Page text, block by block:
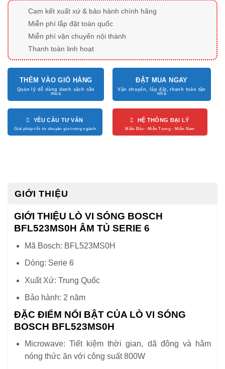
Cam kết xuất xứ & bảo hành chính hãng
Miễn phí lắp đặt toàn quốc
Miễn phí vận chuyển nội thành
Thanh toán linh hoạt
THÊM VÀO GIỎ HÀNG ĐẶT MUA NGAY
YÊU CẦU TƯ VẤN HỆ THỐNG ĐẠI LÝ
GIỚI THIỆU
GIỚI THIỆU LÒ VI SÓNG BOSCH
BFL523MS0H ÂM TỦ SERIE 6
Mã Bosch: BFL523MS0H
Dòng: Serie 6
Xuất Xứ: Trung Quốc
Bảo hành: 2 năm
ĐẶC ĐIỂM NỔI BẬT CỦA LÒ VI SÓNG
BOSCH BFL523MS0H
Microwave: Tiết kiệm thời gian, dã đông và hâm
nóng thức ăn với công suất 800W